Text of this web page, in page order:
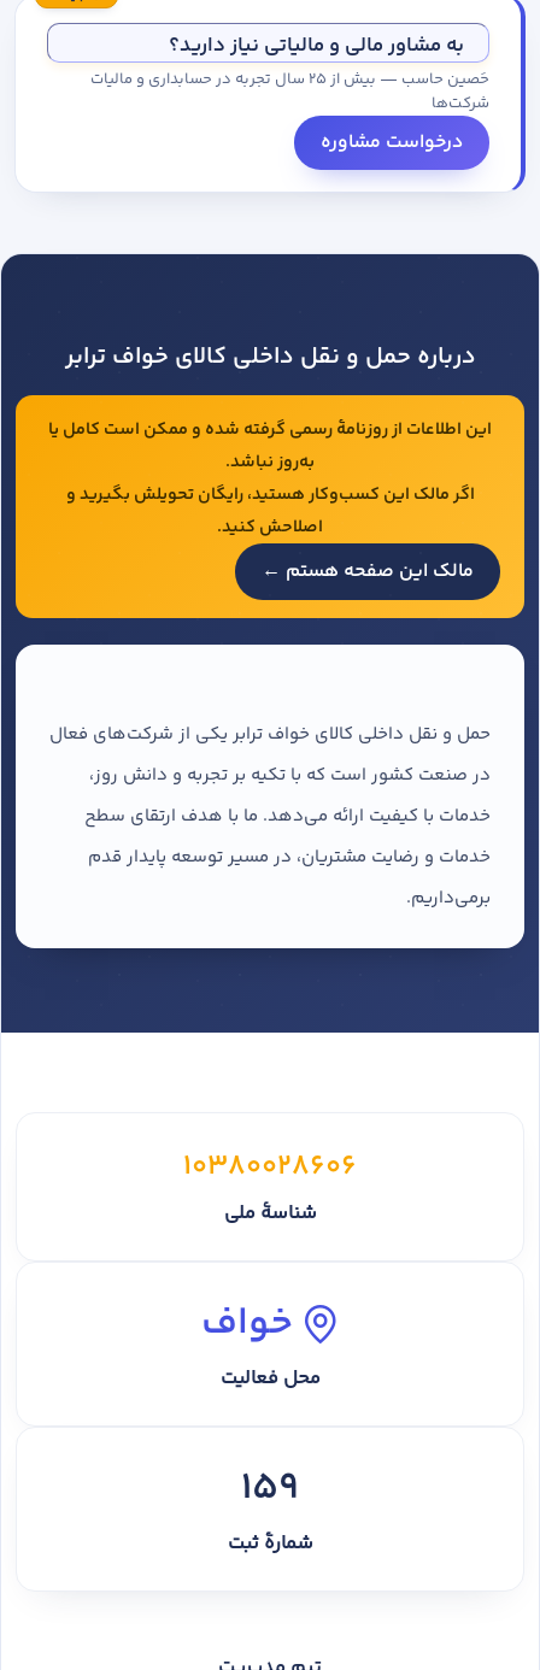
به مشاور مالی و مالیاتی نیاز دارید؟
حَصین حاسب — بیش از ۲۵ سال تجربه در حسابداری و مالیات
شرکت‌ها
درخواست مشاوره
درباره حمل و نقل داخلی کالای خواف ترابر
این اطلاعات از روزنامهٔ رسمی گرفته شده و ممکن است کامل یا
به‌روز نباشد.
اگر مالک این کسب‌وکار هستید، رایگان تحویلش بگیرید و
اصلاحش کنید.
مالک این صفحه هستم ←
حمل و نقل داخلی کالای خواف ترابر یکی از شرکت‌های فعال
در صنعت کشور است که با تکیه بر تجربه و دانش روز،
خدمات با کیفیت ارائه می‌دهد. ما با هدف ارتقای سطح
خدمات و رضایت مشتریان، در مسیر توسعه پایدار قدم
برمی‌داریم.
10380028606
شناسهٔ ملی
خواف
محل فعالیت
159
شمارهٔ ثبت